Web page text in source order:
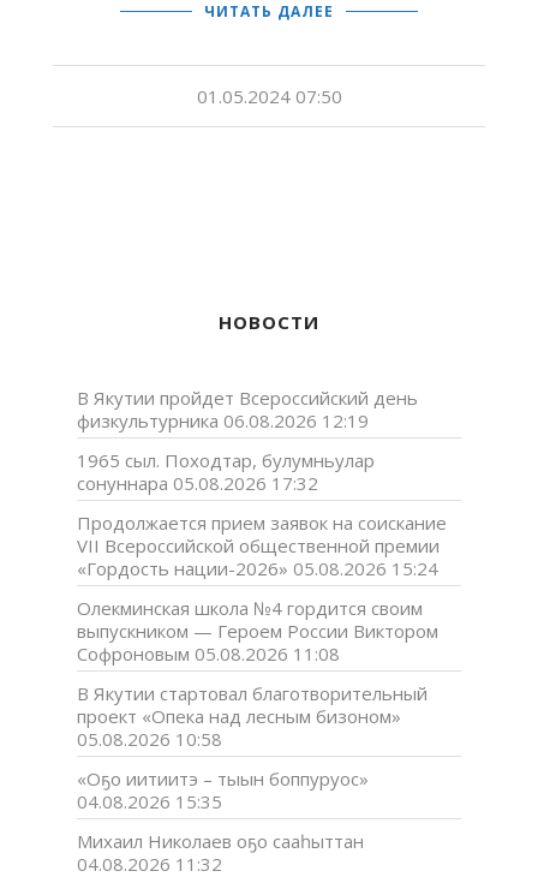
ЧИТАТЬ ДАЛЕЕ
01.05.2024 07:50
НОВОСТИ
В Якутии пройдет Всероссийский день
физкультурника 06.08.2026 12:19
1965 сыл. Походтар, булумньулар
сонуннара 05.08.2026 17:32
Продолжается прием заявок на соискание
VII Всероссийской общественной премии
«Гордость нации-2026» 05.08.2026 15:24
Олекминская школа №4 гордится своим
выпускником — Героем России Виктором
Софроновым 05.08.2026 11:08
В Якутии стартовал благотворительный
проект «Опека над лесным бизоном»
05.08.2026 10:58
«Оҕо иитиитэ – тыын боппуруос»
04.08.2026 15:35
Михаил Николаев оҕо сааһыттан
04.08.2026 11:32